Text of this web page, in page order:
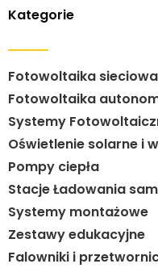
Kategorie
Fotowoltaika
Fotowoltaika
Systemy
Oświetlenie solarne i
Pompy ciepła
Stacje Ładowania
Systemy montażowe
Zestawy edukacyjne
Falowniki i